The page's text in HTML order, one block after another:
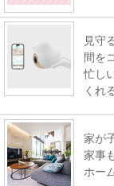
見守
間を
忙し
くれ
家が
家事
ホー